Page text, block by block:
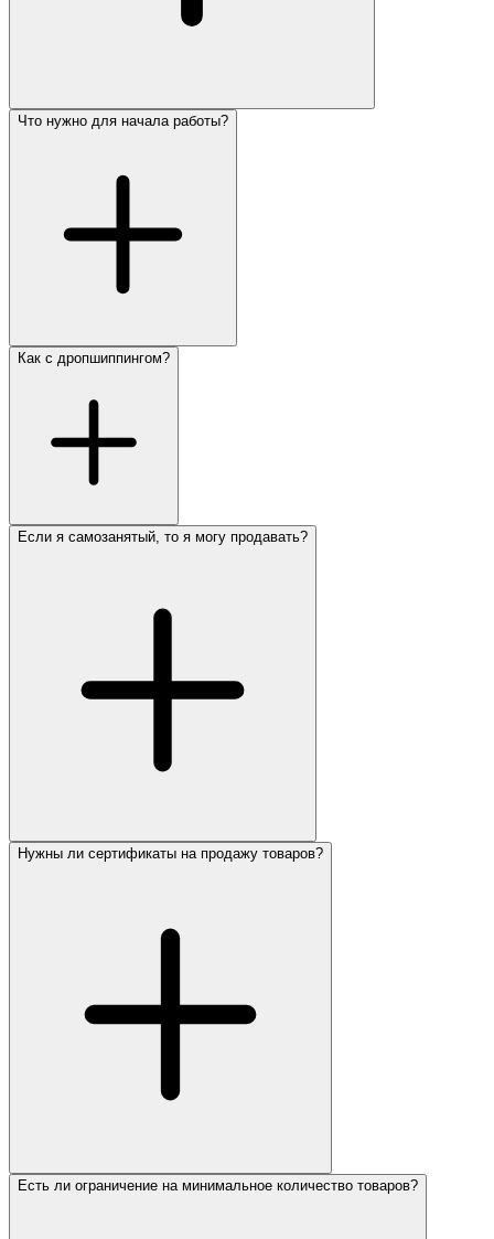
Что нужно для начала работы?
Как с дропшиппингом?
Если я самозанятый, то я могу продавать?
Нужны ли сертификаты на продажу товаров?
Есть ли ограничение на минимальное количество товаров?